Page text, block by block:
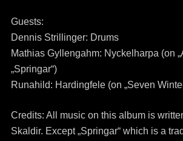
Guests:
Dennis Strillinger: Drums
Mathias Gyllengahm: Nyckelharpa (on
„Springar“)
Runahild: Hardingfele (on „Seven
Credits: All music on this album is
Skaldir. Except „Springar“ which is a